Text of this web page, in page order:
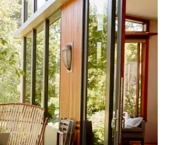
w górę i w dół lub przeglądać je za pomocą gestów